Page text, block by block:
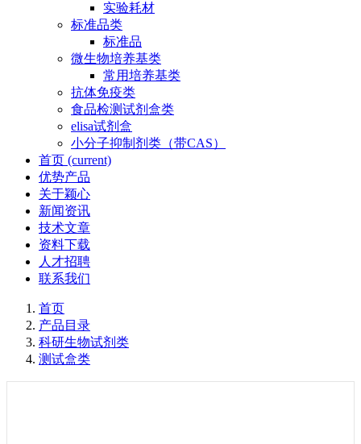
实验耗材
标准品类
标准品
微生物培养基类
常用培养基类
抗体免疫类
食品检测试剂盒类
elisa试剂盒
小分子抑制剂类（带CAS）
首页 (current)
优势产品
关于颖心
新闻资讯
技术文章
资料下载
人才招聘
联系我们
首页
产品目录
科研生物试剂类
测试盒类